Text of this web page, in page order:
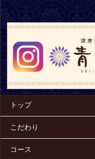
トップ
こだわり
コース